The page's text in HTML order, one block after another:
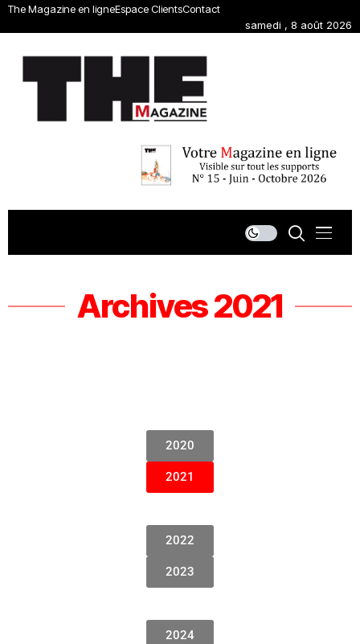
The Magazine en ligneEspace ClientsContact
samedi , 8 août 2026
Archives 2021
2020
2021
2022
2023
2024